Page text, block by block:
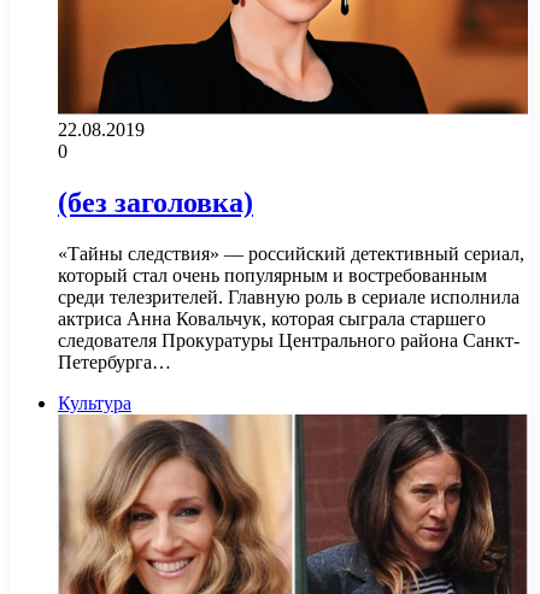
22.08.2019
0
(без заголовка)
«Тайны следствия» — российский детективный сериал,
который стал очень популярным и востребованным
среди телезрителей. Главную роль в сериале исполнила
актриса Анна Ковальчук, которая сыграла старшего
следователя Прокуратуры Центрального района Санкт-
Петербурга…
Культура